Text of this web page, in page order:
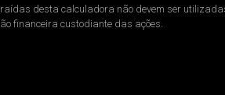
desta calculadora não devem ser
financeira custodiante das ações.